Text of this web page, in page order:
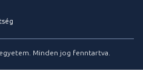
Minden jog fenntartva.